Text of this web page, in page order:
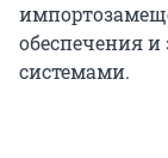
обеспечения
системами.